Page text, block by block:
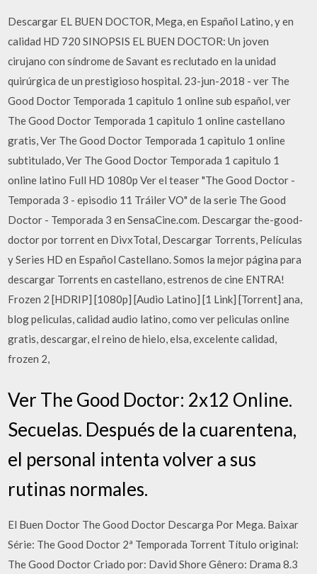
Descargar EL BUEN DOCTOR, Mega, en Español Latino, y en
calidad HD 720 SINOPSIS EL BUEN DOCTOR: Un joven
cirujano con síndrome de Savant es reclutado en la unidad
quirúrgica de un prestigioso hospital. 23-jun-2018 - ver The
Good Doctor Temporada 1 capitulo 1 online sub español, ver
The Good Doctor Temporada 1 capitulo 1 online castellano
gratis, Ver The Good Doctor Temporada 1 capitulo 1 online
subtitulado, Ver The Good Doctor Temporada 1 capitulo 1
online latino Full HD 1080p Ver el teaser "The Good Doctor -
Temporada 3 - episodio 11 Tráiler VO" de la serie The Good
Doctor - Temporada 3 en SensaCine.com. Descargar the-good-
doctor por torrent en DivxTotal, Descargar Torrents, Películas
y Series HD en Español Castellano. Somos la mejor página para
descargar Torrents en castellano, estrenos de cine ENTRA!
Frozen 2 [HDRIP] [1080p] [Audio Latino] [1 Link] [Torrent] ana,
blog peliculas, calidad audio latino, como ver peliculas online
gratis, descargar, el reino de hielo, elsa, excelente calidad,
frozen 2,
Ver The Good Doctor: 2x12 Online.
Secuelas. Después de la cuarentena,
el personal intenta volver a sus
rutinas normales.
El Buen Doctor The Good Doctor Descarga Por Mega. Baixar
Série: The Good Doctor 2ª Temporada Torrent Título original:
The Good Doctor Criado por: David Shore Gênero: Drama 8.3